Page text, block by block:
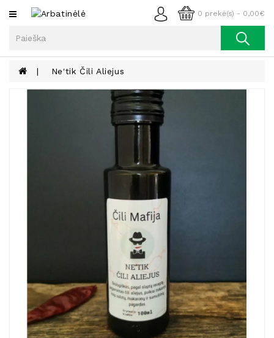
0 prekė(s) - 0,00€
Kategorijos
Kava
Prieskoniai
Natūralios
Namų
Kvapai
Ne'tik Čili Aliejus